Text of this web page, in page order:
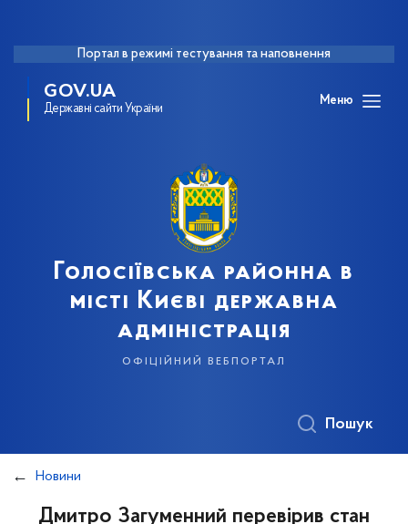
Портал в режимі тестування та наповнення
GOV.UA
Державні сайти України
Меню
Голосіївська районна в
місті Києві державна
адміністрація
офіційний вебпортал
Пошук
Новини
Дмитро Загуменний перевірив стан